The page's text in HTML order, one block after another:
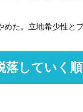
た。立地希少性と
落していく